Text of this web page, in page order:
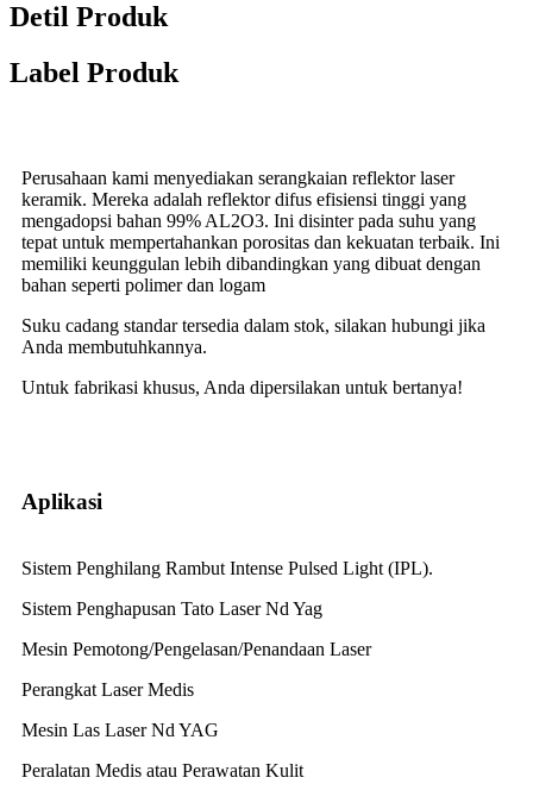
Detil Produk
Label Produk
Perusahaan kami menyediakan serangkaian reflektor laser
keramik. Mereka adalah reflektor difus efisiensi tinggi yang
mengadopsi bahan 99% AL2O3. Ini disinter pada suhu yang
tepat untuk mempertahankan porositas dan kekuatan terbaik. Ini
memiliki keunggulan lebih dibandingkan yang dibuat dengan
bahan seperti polimer dan logam
Suku cadang standar tersedia dalam stok, silakan hubungi jika
Anda membutuhkannya.
Untuk fabrikasi khusus, Anda dipersilakan untuk bertanya!
Aplikasi
Sistem Penghilang Rambut Intense Pulsed Light (IPL).
Sistem Penghapusan Tato Laser Nd Yag
Mesin Pemotong/Pengelasan/Penandaan Laser
Perangkat Laser Medis
Mesin Las Laser Nd YAG
Peralatan Medis atau Perawatan Kulit